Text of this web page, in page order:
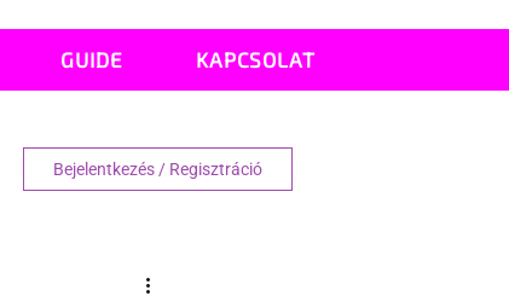
GUIDE KAPCSOLAT
Bejelentkezés / Regisztráció